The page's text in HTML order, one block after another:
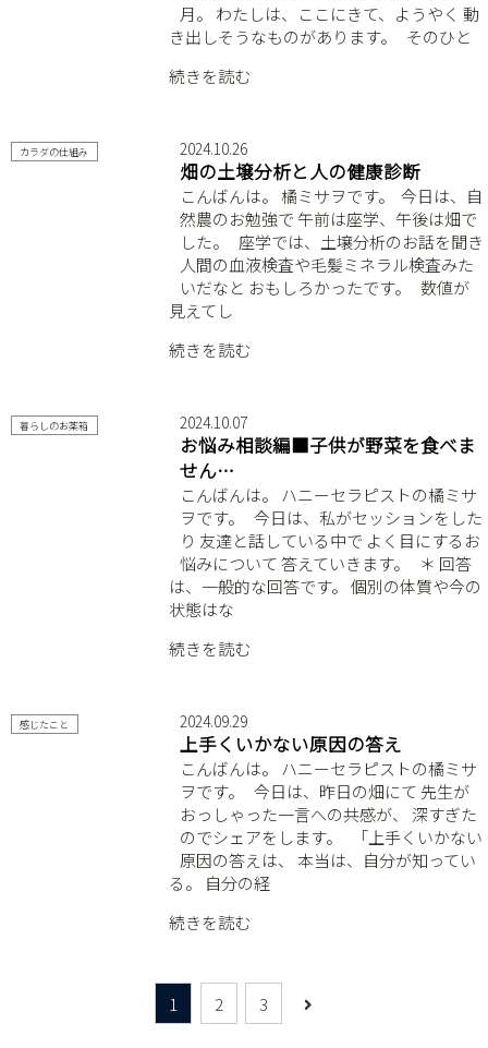
月。 わたしは、ここにきて、ようやく 動
き出しそうなものがあります。 ⁡ ⁡ そのひと
続きを読む
2024.10.26
カラダの仕組み
畑の土壌分析と人の健康診断
こんばんは。 橘ミサヲです。 ⁡ 今日は、自
然農のお勉強で 午前は座学、午後は畑で
した。 ⁡ ⁡ 座学では、土壌分析のお話を聞き
人間の血液検査や毛髪ミネラル検査みた
いだなと おもしろかったです。 ⁡ ⁡ 数値が
見えてし
続きを読む
2024.10.07
暮らしのお薬箱
お悩み相談編■子供が野菜を食べま
せん…
こんばんは。 ハニーセラピストの橘ミサ
ヲです。 ⁡ ⁡ 今日は、私がセッションをした
り 友達と話している中で よく目にするお
悩みについて 答えていきます。 ⁡ ⁡ ＊ 回答
は、一般的な回答です。 個別の体質や今の
状態はな
続きを読む
2024.09.29
感じたこと
上手くいかない原因の答え
こんばんは。 ハニーセラピストの橘ミサ
ヲです。 ⁡ ⁡ 今日は、昨日の畑にて 先生が
おっしゃった一言への共感が、 深すぎた
のでシェアをします。 ⁡ ⁡ 「上手くいかない
原因の答えは、 本当は、自分が知ってい
る。 自分の経
続きを読む
1 2 3